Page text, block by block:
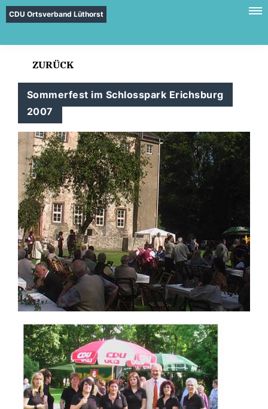
CDU Ortsverband Lüthorst
ZURÜCK
Sommerfest im Schlosspark Erichsburg
2007